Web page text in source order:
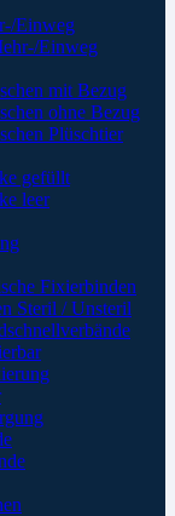
Einweg
Einweg
mit Bezug
ohne Bezug
Plüschtier
gefüllt
leer
Fixierbinden
Steril / Unsteril